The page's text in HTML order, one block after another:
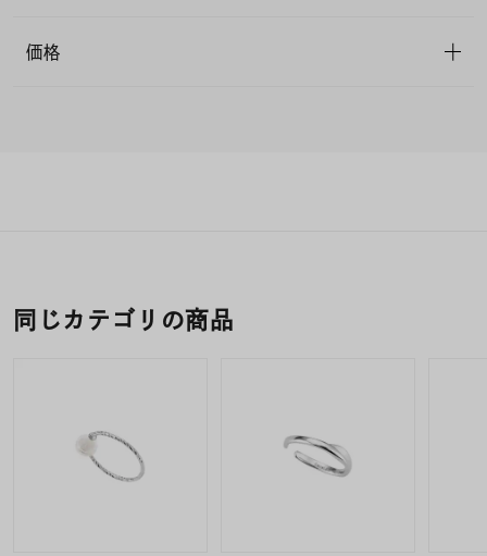
価格
同じカテゴリの商品